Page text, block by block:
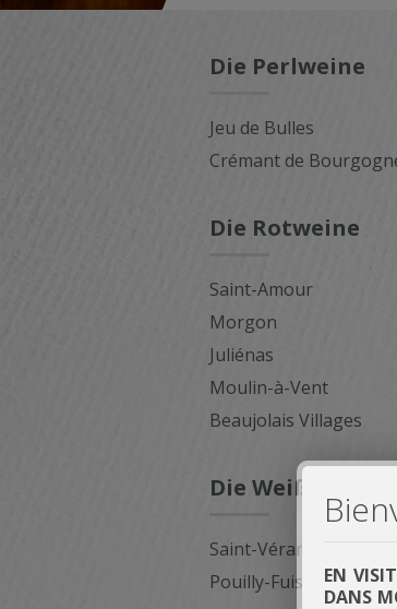
Die Perlweine
Jeu de Bulles
Crémant de
Die Rotweine
Saint-Amour
Morgon
Juliénas
Moulin-à-Vent
Beaujolais Villages
Die Weißweine
Saint-Véran
Pouilly-Fuissé
EN
DANS